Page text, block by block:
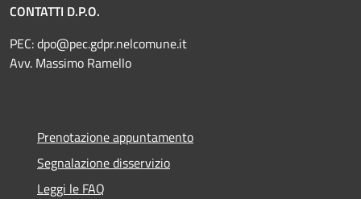
CONTATTI D.P.O.
PEC:dpo@pec.gdpr.nelcomune.it
Avv. Massimo Ramello
Prenotazione appuntamento
Segnalazione disservizio
Leggi le FAQ